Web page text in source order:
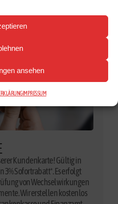
ansehen
IMPRESSUM
Kundenkarte! Gültig in
Sofortrabatt*. Es erfolgt
von Wechselwirkungen
Wir erstellen kostenlos